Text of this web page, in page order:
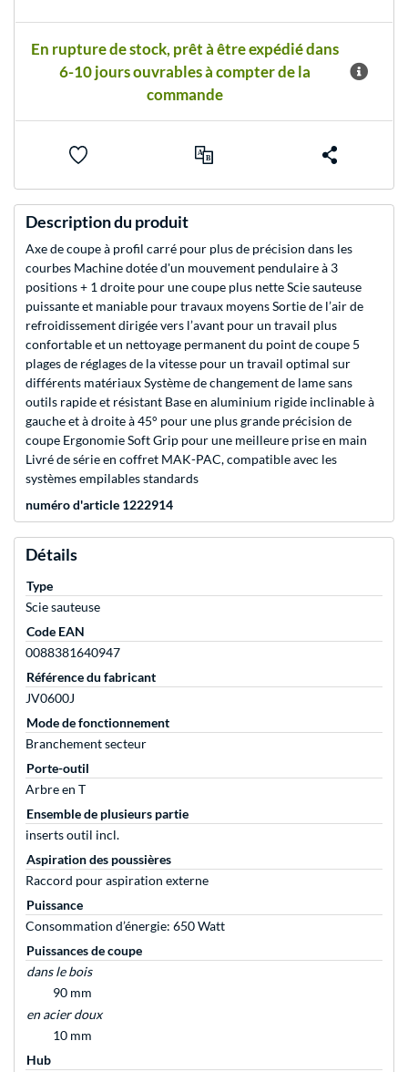
En rupture de stock, prêt à être expédié dans
6-10 jours ouvrables à compter de la
commande
Description du produit
Axe de coupe à profil carré pour plus de précision dans les
courbes Machine dotée d'un mouvement pendulaire à 3
positions + 1 droite pour une coupe plus nette Scie sauteuse
puissante et maniable pour travaux moyens Sortie de l’air de
refroidissement dirigée vers l’avant pour un travail plus
confortable et un nettoyage permanent du point de coupe 5
plages de réglages de la vitesse pour un travail optimal sur
différents matériaux Système de changement de lame sans
outils rapide et résistant Base en aluminium rigide inclinable à
gauche et à droite à 45° pour une plus grande précision de
coupe Ergonomie Soft Grip pour une meilleure prise en main
Livré de série en coffret MAK-PAC, compatible avec les
systèmes empilables standards
numéro d'article 1222914
Détails
Type
Scie sauteuse
Code EAN
0088381640947
Référence du fabricant
JV0600J
Mode de fonctionnement
Branchement secteur
Porte-outil
Arbre en T
Ensemble de plusieurs partie
inserts outil incl.
Aspiration des poussières
Raccord pour aspiration externe
Puissance
Consommation d’énergie: 650 Watt
Puissances de coupe
dans le bois
90 mm
en acier doux
10 mm
Hub